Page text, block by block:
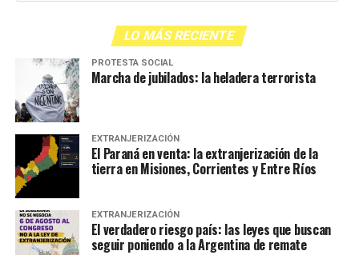
LO MÁS RECIENTE
PROTESTA SOCIAL
Marcha de jubilados: la heladera terrorista
EXTRANJERIZACIÓN
El Paraná en venta: la extranjerización de la
tierra en Misiones, Corrientes y Entre Ríos
EXTRANJERIZACIÓN
El verdadero riesgo país: las leyes que buscan
seguir poniendo a la Argentina de remate